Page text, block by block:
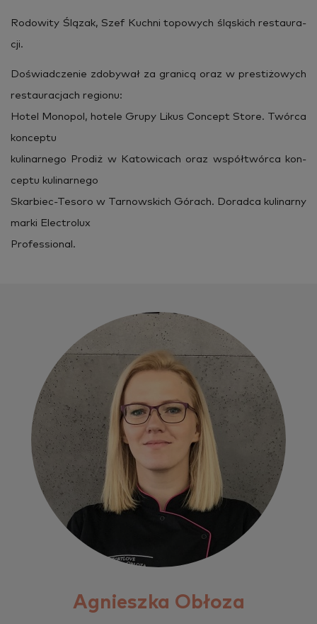
Ro­do­wi­ty Ślą­zak, Szef Kuch­ni to­po­wych ślą­skich re­stau­ra­
cji.
Do­świad­cze­nie zdo­by­wał za gra­ni­cą oraz w pre­sti­żo­wych
re­stau­ra­cjach re­gio­nu:
Hotel Mo­no­pol, ho­te­le Grupy Likus Con­cept Store. Twór­ca
kon­cep­tu
ku­li­nar­ne­go Pro­diż w Ka­to­wi­cach oraz współ­twór­ca kon­
cep­tu ku­li­nar­ne­go
Skar­biec-Te­so­ro w Tar­now­skich Gó­rach. Do­rad­ca ku­li­nar­ny
marki Elec­tro­lux
Pro­fes­sio­nal.
Agnieszka Obłoza
TAK NIE
TAK
Podaj datę urodzenia
Podaj wiek
Wybierz wykształcenie
Tematyka szkoleń, które Cię
interesują
Wyrażam zgodę na przetwarzanie
moich danych osobowych przez
Akademia KUCHARSKA by Sweet
Decor Barbara Pach. Rozumiem, że
podanie danych osobowych w
formularzu jest dobrowolne.
WYŚLIJ ZGŁOSZENIE